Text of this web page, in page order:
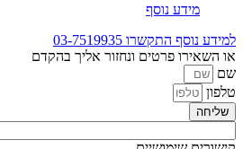
מידע נוסף
למידע נוסף התקשרו 03-7519935
או השאירו פרטים ונחזור אליך בהקדם
שם
טלפון
שליחה